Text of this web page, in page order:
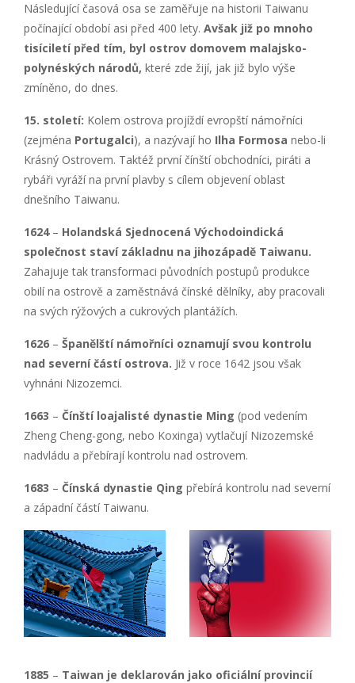
Následující časová osa se zaměřuje na historii Taiwanu
počínající období asi před 400 lety. Avšak již po mnoho
tisíciletí před tím, byl ostrov domovem malajsko-
polynéských národů, které zde žijí, jak již bylo výše
zmíněno, do dnes.
15. století: Kolem ostrova projíždí evropští námořníci
(zejména Portugalci), a nazývají ho Ilha Formosa nebo-li
Krásný Ostrovem. Taktéž první čínští obchodníci, piráti a
rybáři vyráží na první plavby s cílem objevení oblast
dnešního Taiwanu.
1624– Holandská Sjednocená Východoindická
společnost staví základnu na jihozápadě Taiwanu.
Zahajuje tak transformaci původních postupů produkce
obilí na ostrově a zaměstnává čínské dělníky, aby pracovali
na svých rýžových a cukrových plantážích.
1626 – Španělští námořníci oznamují svou kontrolu
nad severní částí ostrova. Již v roce 1642 jsou však
vyhnáni Nizozemci.
1663 – Čínští loajalisté dynastie Ming (pod vedením
Zheng Cheng-gong, nebo Koxinga) vytlačují Nizozemské
nadvládu a přebírají kontrolu nad ostrovem.
1683 – Čínská dynastie Qing přebírá kontrolu nad severní
a západní částí Taiwanu.
1885 – Taiwan je deklarován jako oficiální provincií